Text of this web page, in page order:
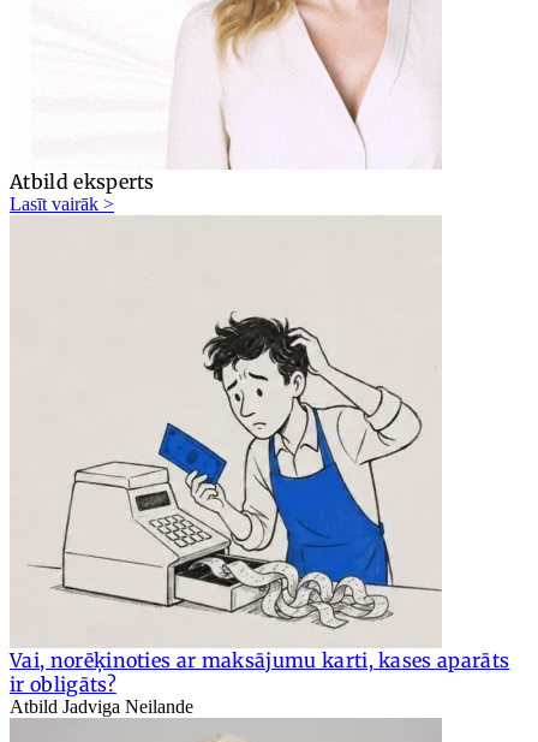
Atbild eksperts
Lasīt vairāk >
Vai, norēķinoties ar maksājumu karti, kases aparāts
ir obligāts?
Atbild Jadviga Neilande